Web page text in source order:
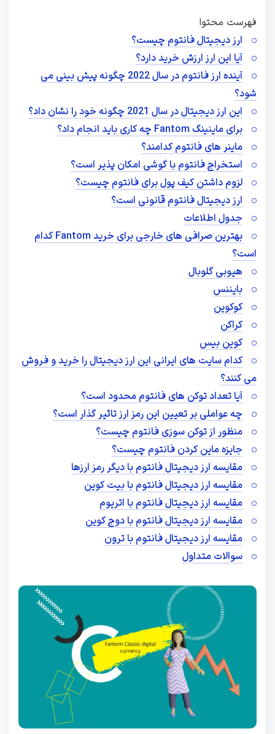
فهرست محتوا
ارز دیجیتال فانتوم چیست؟
آیا این ارز ارزش خرید دارد؟
آینده ارز فانتوم در سال 2022 چگونه پیش بینی می
شود؟
این ارز دیجیتال در سال 2021 چگونه خود را نشان داد؟
برای ماینینگ Fantom چه کاری باید انجام داد؟
ماینر های فانتوم کدامند؟
استخراج فانتوم با گوشی امکان پذیر است؟
لزوم داشتن کیف پول برای فانتوم چیست؟
ارز دیجیتال فانتوم قانونی است؟
جدول اطلاعات
بهترین صرافی های خارجی برای خرید Fantom کدام
است؟
هیوبی گلوبال
بایننس
کوکوین
کراکن
کوین بیس
کدام سایت های ایرانی این ارز دیجیتال را خرید و فروش
می کنند؟
آیا تعداد توکن های فانتوم محدود است؟
چه عواملی بر تعیین این رمز ارز تاثیر گذار است؟
منظور از توکن سوزی فانتوم چیست؟
جایزه ماین کردن فانتوم چیست؟
مقایسه ارز دیجیتال فانتوم با دیگر رمز ارزها
مقایسه ارز دیجیتال فانتوم با بیت کوین
مقایسه ارز دیجیتال فانتوم با اتریوم
مقایسه ارز دیجیتال فانتوم با دوج کوین
مقایسه ارز دیجیتال فانتوم با ترون
سوالات متداول